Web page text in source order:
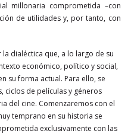
millonaria comprometida –con
de utilidades y, por tanto, con
dialéctica que, a lo largo de su
económico, político y social,
su forma actual. Para ello, se
ciclos de películas y géneros
del cine. Comenzaremos con el
temprano en su historia se
exclusivamente con las